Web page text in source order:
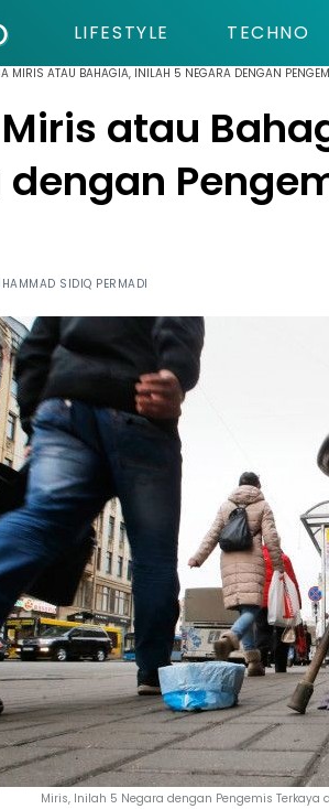
LIFESTYLE TECHNO
MIRIS ATAU BAHAGIA, INILAH 5 NEGARA DENGAN
atau
dengan
SIDIQ PERMADI
Miris, Inilah 5 Negara dengan Pengemis Terkaya